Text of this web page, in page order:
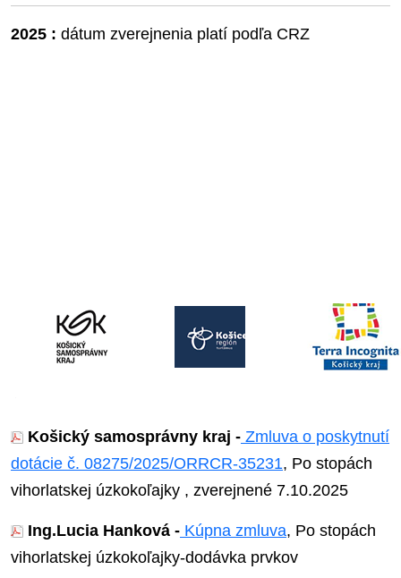
2025 : dátum zverejnenia platí podľa CRZ
Košický samosprávny kraj - Zmluva o poskytnutí
dotácie č. 08275/2025/ORRCR-35231, Po stopách
vihorlatskej úzkokoľajky , zverejnené 7.10.2025
Ing.Lucia Hanková - Kúpna zmluva, Po stopách
vihorlatskej úzkokoľajky-dodávka prvkov